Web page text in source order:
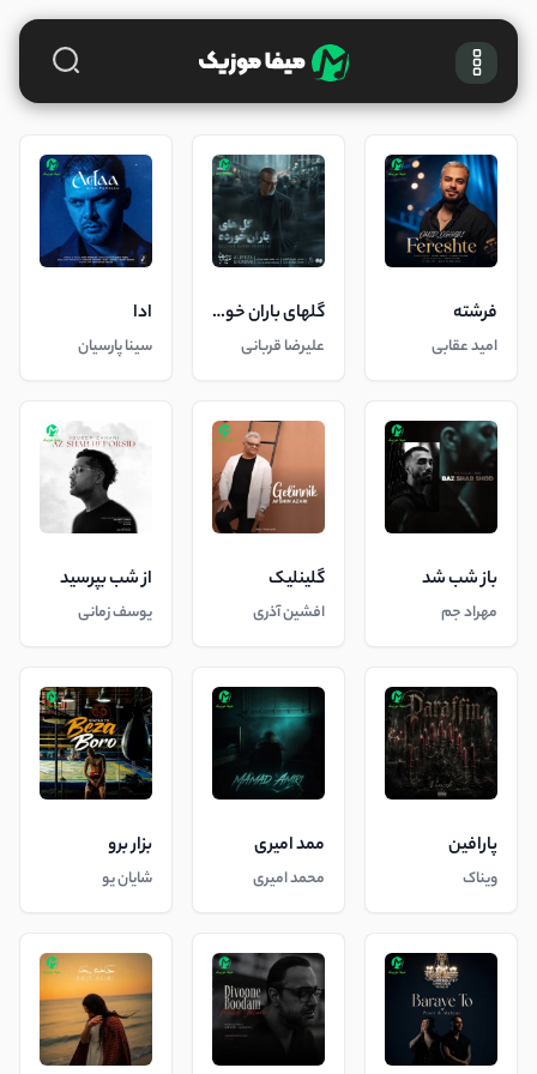
فرشته
امید عقابی
گلهای باران خورده
علیرضا قربانی
ادا
سینا پارسیان
باز شب شد
مهراد جم
گلینلیک
افشین آذری
از شب بپرسید
یوسف زمانی
پارافین
ویناک
ممد امیری
محمد امیری
بزار برو
شایان یو